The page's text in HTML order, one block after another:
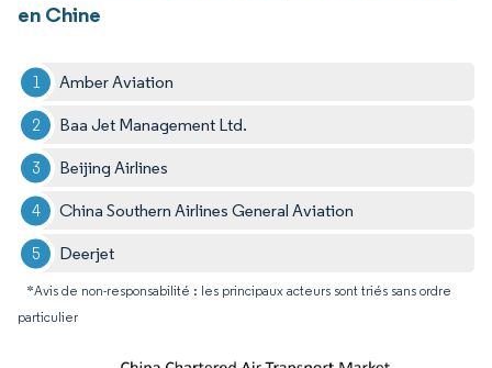
en Chine
Amber Aviation
Baa Jet Management Ltd.
Beijing Airlines
China Southern Airlines General Aviation
Deerjet
*Avis de non-responsabilité : les principaux acteurs sont triés sans ordre
particulier